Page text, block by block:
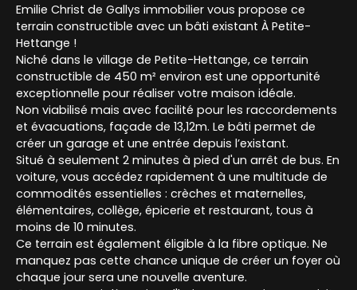
Emilie Christ de Gallys immobilier vous propose ce
terrain constructible avec un bâti existant À Petite-
Hettange !
Niché dans le village de Petite-Hettange, ce terrain
constructible de 450 m² environ est une opportunité
exceptionnelle pour réaliser votre maison idéale.
Non viabilisé mais avec facilité pour les raccordements
et évacuations, façade de 13,12m. Le bâti permet de
créer un garage et une entrée depuis l’existant.
Situé à seulement 2 minutes à pied d'un arrêt de bus. En
voiture, vous accédez rapidement à une multitude de
commodités essentielles : crèches et maternelles,
élémentaires, collège, épicerie et restaurant, tous à
moins de 10 minutes.
Ce terrain est également éligible à la fibre optique. Ne
manquez pas cette chance unique de créer un foyer où
chaque jour sera une nouvelle aventure.